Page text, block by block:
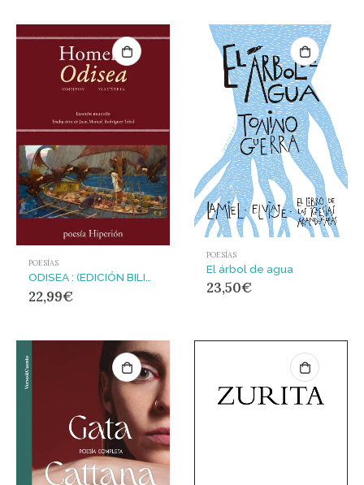
POESÍAS
ODISEA : (EDICIÓN BILINGÜE CASTELLANO – GRIEGO CLÁSICO)
22,99€
POESÍAS
El árbol de agua
23,50€